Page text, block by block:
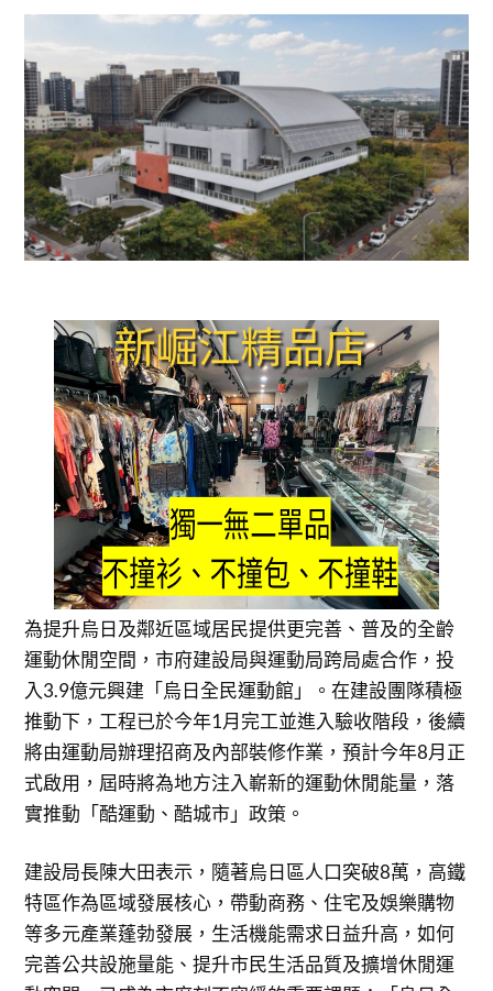
為提升烏日及鄰近區域居民提供更完善、普及的全齡
運動休閒空間，市府建設局與運動局跨局處合作，投
入3.9億元興建「烏日全民運動館」。在建設團隊積極
推動下，工程已於今年1月完工並進入驗收階段，後續
將由運動局辦理招商及內部裝修作業，預計今年8月正
式啟用，屆時將為地方注入嶄新的運動休閒能量，落
實推動「酷運動、酷城市」政策。
建設局長陳大田表示，隨著烏日區人口突破8萬，高鐵
特區作為區域發展核心，帶動商務、住宅及娛樂購物
等多元產業蓬勃發展，生活機能需求日益升高，如何
完善公共設施量能、提升市民生活品質及擴增休閒運